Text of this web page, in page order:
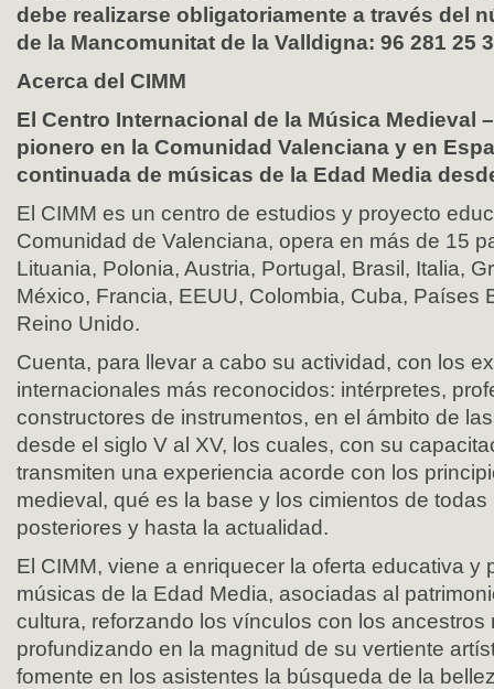
debe realizarse obligatoriamente a través del
de la Mancomunitat de la Valldigna: 96 281 25
Acerca del CIMM
El Centro Internacional de la Música Medieval
pionero en la Comunidad Valenciana y en
continuada de músicas de la Edad Media
El CIMM es un centro de estudios y proyecto
Comunidad de Valenciana, opera en más de 15
Lituania, Polonia, Austria, Portugal, Brasil, Italia,
México, Francia, EEUU, Colombia, Cuba, Países
Reino Unido.
Cuenta, para llevar a cabo su actividad, con los
internacionales más reconocidos: intérpretes,
constructores de instrumentos, en el ámbito de
desde el siglo V al XV, los cuales, con su
transmiten una experiencia acorde con los
medieval, qué es la base y los cimientos de
posteriores y hasta la actualidad.
El CIMM, viene a enriquecer la oferta educativa y
músicas de la Edad Media, asociadas al
cultura, reforzando los vínculos con los ancestros
profundizando en la magnitud de su vertiente
fomente en los asistentes la búsqueda de la